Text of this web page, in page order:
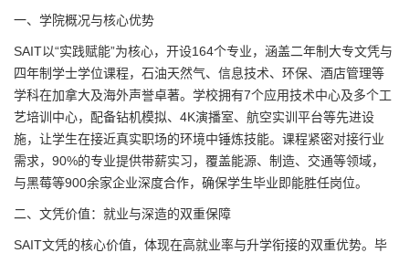
一、学院概况与核心优势
SAIT以“实践赋能”为核心，开设164个专业，涵盖二年制大专文凭与
四年制学士学位课程，石油天然气、信息技术、环保、酒店管理等
学科在加拿大及海外声誉卓著。学校拥有7个应用技术中心及多个工
艺培训中心，配备钻机模拟、4K演播室、航空实训平台等先进设
施，让学生在接近真实职场的环境中锤炼技能。课程紧密对接行业
需求，90%的专业提供带薪实习，覆盖能源、制造、交通等领域，
与黑莓等900余家企业深度合作，确保学生毕业即能胜任岗位。
二、文凭价值：就业与深造的双重保障
SAIT文凭的核心价值，体现在高就业率与升学衔接的双重优势。毕